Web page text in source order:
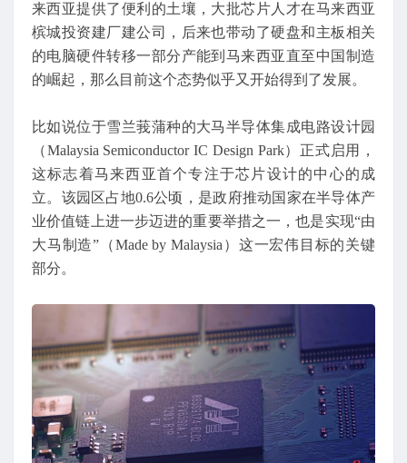
来西亚提供了便利的土壤，大批芯片人才在马来西亚
槟城投资建厂建公司，后来也带动了硬盘和主板相关
的电脑硬件转移一部分产能到马来西亚直至中国制造
的崛起，那么目前这个态势似乎又开始得到了发展。
比如说位于雪兰莪蒲种的大马半导体集成电路设计园
（Malaysia Semiconductor IC Design Park）正式启用，
这标志着马来西亚首个专注于芯片设计的中心的成
立。该园区占地0.6公顷，是政府推动国家在半导体产
业价值链上进一步迈进的重要举措之一，也是实现“由
大马制造”（Made by Malaysia）这一宏伟目标的关键
部分。